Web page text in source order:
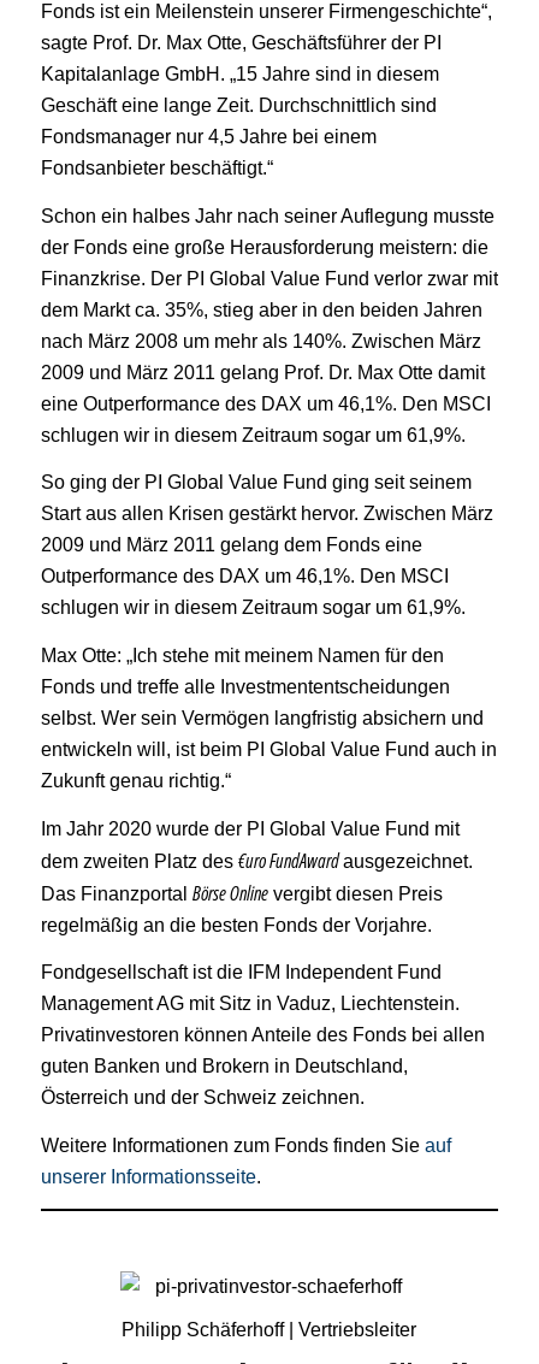
Fonds ist ein Meilenstein unserer Firmengeschichte“,
sagte Prof. Dr. Max Otte, Geschäftsführer der PI
Kapitalanlage GmbH. „15 Jahre sind in diesem
Geschäft eine lange Zeit. Durchschnittlich sind
Fondsmanager nur 4,5 Jahre bei einem
Fondsanbieter beschäftigt.“
Schon ein halbes Jahr nach seiner Auflegung musste
der Fonds eine große Herausforderung meistern: die
Finanzkrise. Der PI Global Value Fund verlor zwar mit
dem Markt ca. 35%, stieg aber in den beiden Jahren
nach März 2008 um mehr als 140%. Zwischen März
2009 und März 2011 gelang Prof. Dr. Max Otte damit
eine Outperformance des DAX um 46,1%. Den MSCI
schlugen wir in diesem Zeitraum sogar um 61,9%.
So ging der PI Global Value Fund ging seit seinem
Start aus allen Krisen gestärkt hervor. Zwischen März
2009 und März 2011 gelang dem Fonds eine
Outperformance des DAX um 46,1%. Den MSCI
schlugen wir in diesem Zeitraum sogar um 61,9%.
Max Otte: „Ich stehe mit meinem Namen für den
Fonds und treffe alle Investmententscheidungen
selbst. Wer sein Vermögen langfristig absichern und
entwickeln will, ist beim PI Global Value Fund auch in
Zukunft genau richtig.“
Im Jahr 2020 wurde der PI Global Value Fund mit
dem zweiten Platz des €uro FundAwardausgezeichnet.
Das Finanzportal Börse Onlinevergibt diesen Preis
regelmäßig an die besten Fonds der Vorjahre.
Fondgesellschaft ist die IFM Independent Fund
Management AG mit Sitz in Vaduz, Liechtenstein.
Privatinvestoren können Anteile des Fonds bei allen
guten Banken und Brokern in Deutschland,
Österreich und der Schweiz zeichnen.
Weitere Informationen zum Fonds finden Sie auf
unserer Informationsseite.
Philipp Schäferhoff | Vertriebsleiter